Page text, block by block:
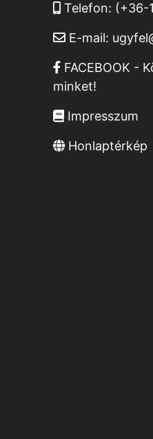
Telefon: (+36-
E-mail:
FACEBOOK -
minket!
Impresszum
Honlaptérkép